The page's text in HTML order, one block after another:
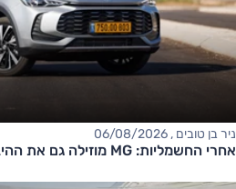
ניר בן טובים , 06/08/2026
אחרי החשמליות: MG מוזילה גם את ההיברידיות